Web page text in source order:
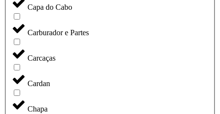
Capa do Cabo
Carburador e Partes
Carcaças
Cardan
Chapa